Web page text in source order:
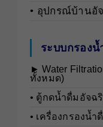
• อุปกรณ์บ้านอั
ระบบกรองน้
► Water
ทั้งหมด)
• ตู้กดน้ำดื่มอัจฉ
• เครื่องกรองน้ำ